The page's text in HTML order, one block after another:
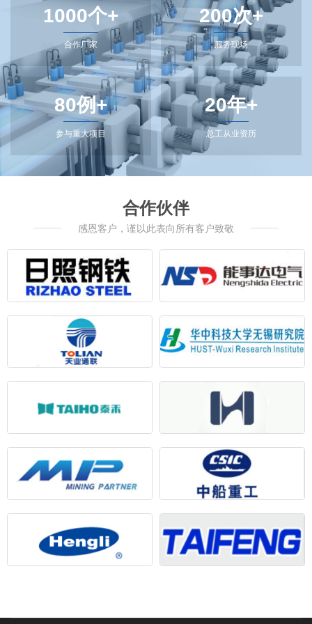
1000个+
合作厂家
200次+
服务现场
80例+
参与重大项目
20年+
总工从业资历
合作伙伴
感恩客户，谨以此表向所有客户致敬